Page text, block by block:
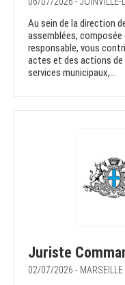
Au sein de la direction
assemblées,
responsable, vous
actes et des actions
services municipaux,...
Juriste
02/07/2026 - MARSEILLE